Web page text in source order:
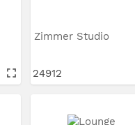
Zimmer Studio
24912